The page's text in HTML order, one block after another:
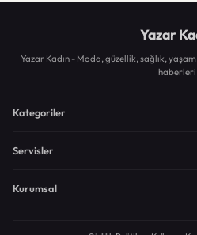
Yazar
Yazar Kadın - Moda, güzellik, sağlık,
haberleri
Kategoriler
Servisler
Kurumsal